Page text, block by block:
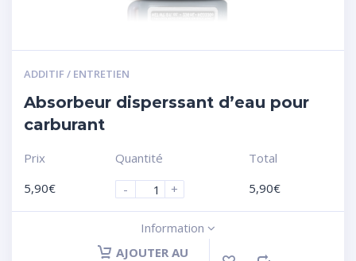
ADDITIF / ENTRETIEN
Absorbeur disperssant d’eau pour
carburant
Prix
5,90€
Quantité
-
+
Total
5,90€
Information
AJOUTER AU